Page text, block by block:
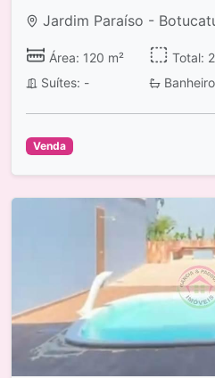
Jardim Paraíso -
Área: 120 m² Total:
Suítes: -
Venda